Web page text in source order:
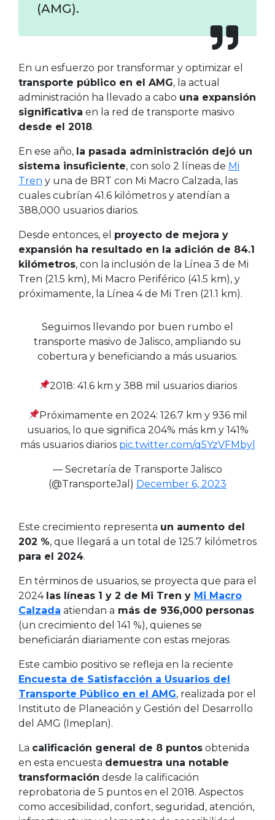
(AMG).
En un esfuerzo por transformar y optimizar el
transporte público en el AMG, la actual
administración ha llevado a cabo una expansión
significativa en la red de transporte masivo
desde el 2018.
En ese año, la pasada administración dejó un
sistema insuficiente, con solo 2 líneas de Mi
Tren y una de BRT con Mi Macro Calzada, las
cuales cubrían 41.6 kilómetros y atendían a
388,000 usuarios diarios.
Desde entonces, el proyecto de mejora y
expansión ha resultado en la adición de 84.1
kilómetros, con la inclusión de la Línea 3 de Mi
Tren (21.5 km), Mi Macro Periférico (41.5 km), y
próximamente, la Línea 4 de Mi Tren (21.1 km).
Seguimos llevando por buen rumbo el
transporte masivo de Jalisco, ampliando su
cobertura y beneficiando a más usuarios.
2018: 41.6 km y 388 mil usuarios diarios
Próximamente en 2024: 126.7 km y 936 mil
usuarios, lo que significa 204% más km y 141%
más usuarios diarios pic.twitter.com/q5YzVFMbyl
— Secretaría de Transporte Jalisco
(@TransporteJal) December 6, 2023
Este crecimiento representa un aumento del
202 %, que llegará a un total de 125.7 kilómetros
para el 2024.
En términos de usuarios, se proyecta que para el
2024 las líneas 1 y 2 de Mi Tren y Mi Macro
Calzada atiendan a más de 936,000 personas
(un crecimiento del 141 %), quienes se
beneficiarán diariamente con estas mejoras.
Este cambio positivo se refleja en la reciente
Encuesta de Satisfacción a Usuarios del
Transporte Público en el AMG, realizada por el
Instituto de Planeación y Gestión del Desarrollo
del AMG (Imeplan).
La calificación general de 8 puntos obtenida
en esta encuesta demuestra una notable
transformación desde la calificación
reprobatoria de 5 puntos en el 2018. Aspectos
como accesibilidad, confort, seguridad, atención,